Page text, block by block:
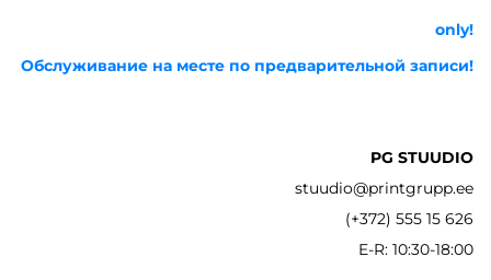
only!
Обслуживание на месте по предварительной записи!
PG STUUDIO
stuudio@printgrupp.ee
(+372) 555 15 626
E-R: 10:30-18:00